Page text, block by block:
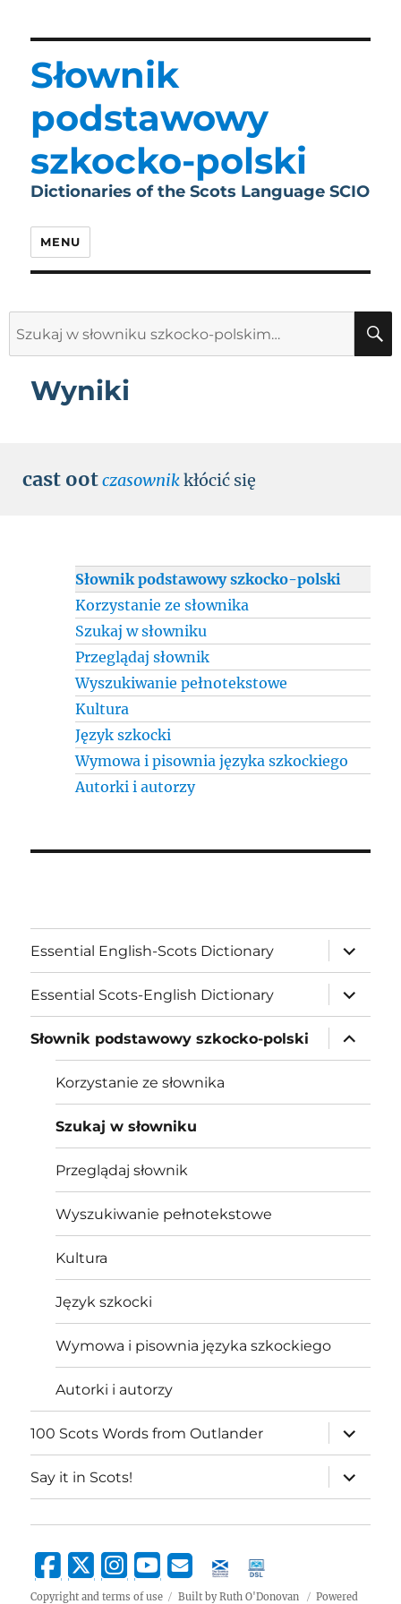
Słownik
podstawowy
szkocko-polski
Dictionaries of the Scots Language SCIO
MENU
Wyniki
cast ootczasownikkłócić się
Słownik podstawowy szkocko-polski
Korzystanie ze słownika
Szukaj w słowniku
Przeglądaj słownik
Wyszukiwanie pełnotekstowe
Kultura
Język szkocki
Wymowa i pisownia języka szkockiego
Autorki i autorzy
Essential English-Scots Dictionary
expand
child
menu
Essential Scots-English Dictionary
expand
child
menu
Słownik podstawowy szkocko-polski
expand
child
menu
Korzystanie ze słownika
Szukaj w słowniku
Przeglądaj słownik
Wyszukiwanie pełnotekstowe
Kultura
Język szkocki
Wymowa i pisownia języka szkockiego
Autorki i autorzy
100 Scots Words from Outlander
expand
child
menu
Say it in Scots!
expand
child
menu
Copyright and terms of use Built by Ruth O'Donovan Powered